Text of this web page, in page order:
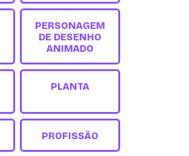
PERSONAGEM
DE DESENHO
ANIMADO
PLANTA
PROFISSÃO